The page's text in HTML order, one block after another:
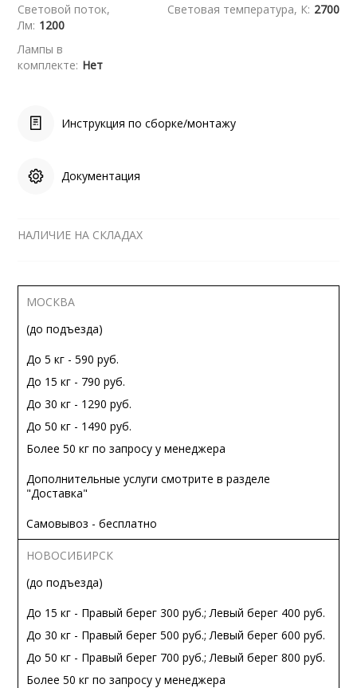
Световой поток,
Лм: 1200
Световая температура, К: 2700
Лампы в
комплекте: Нет
Инструкция по сборке/монтажу
Документация
НАЛИЧИЕ НА СКЛАДАХ
МОСКВА
(до подъезда)
До 5 кг - 590 руб.
До 15 кг - 790 руб.
До 30 кг - 1290 руб.
До 50 кг - 1490 руб.
Более 50 кг по запросу у менеджера
Дополнительные услуги смотрите в разделе
"Доставка"
Самовывоз - бесплатно
НОВОСИБИРСК
(до подъезда)
До 15 кг - Правый берег 300 руб.; Левый берег 400 руб.
До 30 кг - Правый берег 500 руб.; Левый берег 600 руб.
До 50 кг - Правый берег 700 руб.; Левый берег 800 руб.
Более 50 кг по запросу у менеджера